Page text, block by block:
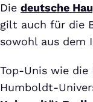
Die deutsche
gilt auch für die
sowohl aus dem
Top-Unis wie die
Humboldt-